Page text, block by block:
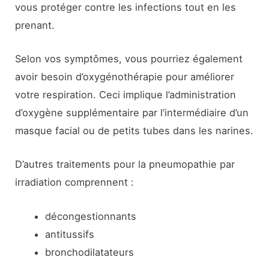
vous protéger contre les infections tout en les
prenant.
Selon vos symptômes, vous pourriez également
avoir besoin d’oxygénothérapie pour améliorer
votre respiration. Ceci implique l’administration
d’oxygène supplémentaire par l’intermédiaire d’un
masque facial ou de petits tubes dans les narines.
D’autres traitements pour la pneumopathie par
irradiation comprennent :
décongestionnants
antitussifs
bronchodilatateurs